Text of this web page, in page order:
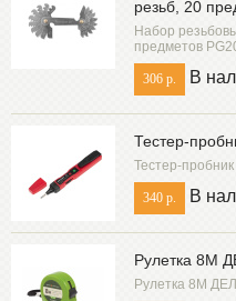
резьб, 20
Набор
предметов
306 р. В
Тестер-
Тестер-
340 р. В
Рулетка 8М
Рулетка 8М